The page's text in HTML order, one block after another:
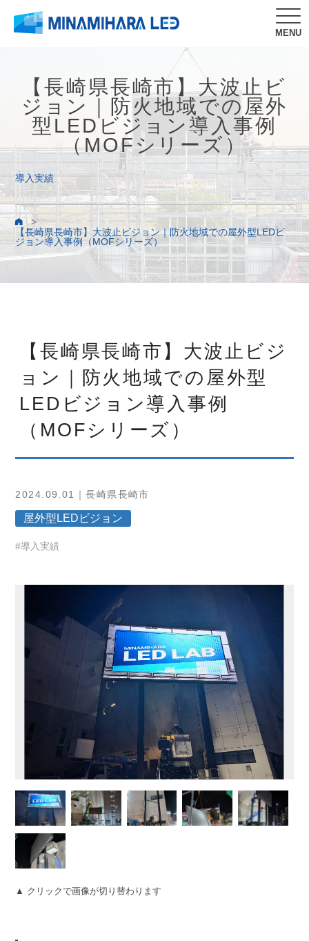
MENU
【長崎県長崎市】大波止ビ
ジョン｜防火地域での屋外
型LEDビジョン導入事例
（MOFシリーズ）
導入実績
>
【長崎県長崎市】大波止ビジョン｜防火地域での屋外型LEDビ
ジョン導入事例（MOFシリーズ）
【長崎県長崎市】大波止ビジ
ョン｜防火地域での屋外型
LEDビジョン導入事例
（MOFシリーズ）
2024.09.01｜長崎県長崎市
屋外型LEDビジョン
#導入実績
▲ クリックで画像が切り替わります